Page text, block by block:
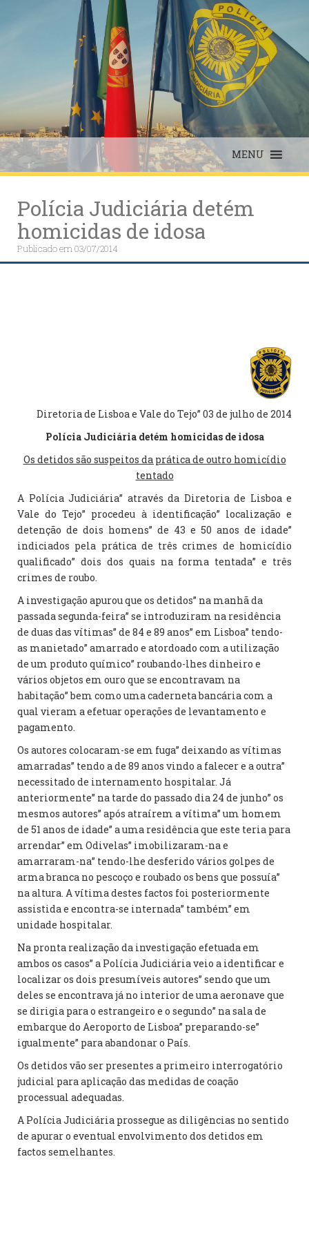
MENU
Polícia Judiciária detém
homicidas de idosa
Publicado em03/07/2014
Diretoria de Lisboa e Vale do Tejo” 03 de julho de 2014
Polícia Judiciária detém homicidas de idosa
Os detidos são suspeitos da prática de outro homicídio
tentado
A Polícia Judiciária” através da Diretoria de Lisboa e
Vale do Tejo” procedeu à identificação” localização e
detenção de dois homens” de 43 e 50 anos de idade”
indiciados pela prática de três crimes de homicídio
qualificado” dois dos quais na forma tentada” e três
crimes de roubo.
A investigação apurou que os detidos” na manhã da
passada segunda-feira” se introduziram na residência
de duas das vítimas” de 84 e 89 anos” em Lisboa” tendo-
as manietado” amarrado e atordoado com a utilização
de um produto químico” roubando-lhes dinheiro e
vários objetos em ouro que se encontravam na
habitação” bem como uma caderneta bancária com a
qual vieram a efetuar operações de levantamento e
pagamento.
Os autores colocaram-se em fuga” deixando as vítimas
amarradas” tendo a de 89 anos vindo a falecer e a outra”
necessitado de internamento hospitalar. Já
anteriormente” na tarde do passado dia 24 de junho” os
mesmos autores” após atraírem a vítima” um homem
de 51 anos de idade” a uma residência que este teria para
arrendar” em Odivelas” imobilizaram-na e
amarraram-na” tendo-lhe desferido vários golpes de
arma branca no pescoço e roubado os bens que possuía”
na altura. A vítima destes factos foi posteriormente
assistida e encontra-se internada” também” em
unidade hospitalar.
Na pronta realização da investigação efetuada em
ambos os casos” a Polícia Judiciária veio a identificar e
localizar os dois presumíveis autores” sendo que um
deles se encontrava já no interior de uma aeronave que
se dirigia para o estrangeiro e o segundo” na sala de
embarque do Aeroporto de Lisboa” preparando-se”
igualmente” para abandonar o País.
Os detidos vão ser presentes a primeiro interrogatório
judicial para aplicação das medidas de coação
processual adequadas.
A Polícia Judiciária prossegue as diligências no sentido
de apurar o eventual envolvimento dos detidos em
factos semelhantes.